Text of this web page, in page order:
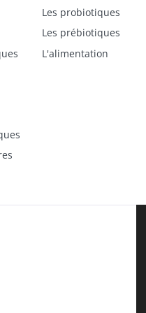
Les probiotiques
Les prébiotiques
L'alimentation